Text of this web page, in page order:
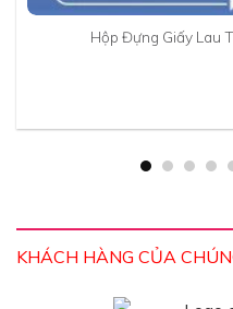
Hộp Đựng Giấy Lau
KHÁCH HÀNG CỦA